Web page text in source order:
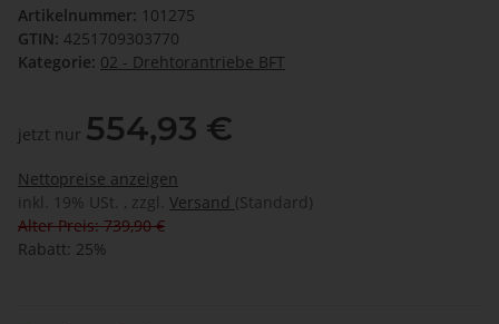
Artikelnummer: 101275
GTIN: 4251709303770
Kategorie: 02 - Drehtorantriebe BFT
jetzt nur 554,93 €
Nettopreise anzeigen
inkl. 19% USt. , zzgl. Versand (Standard)
Alter Preis: 739,90 €
Rabatt: 25%